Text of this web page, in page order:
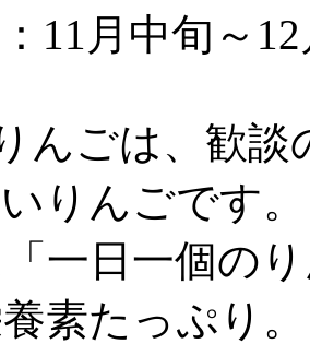
11月中旬～
んごは、歓談
りんごです。
一日一個の
素たっぷり。